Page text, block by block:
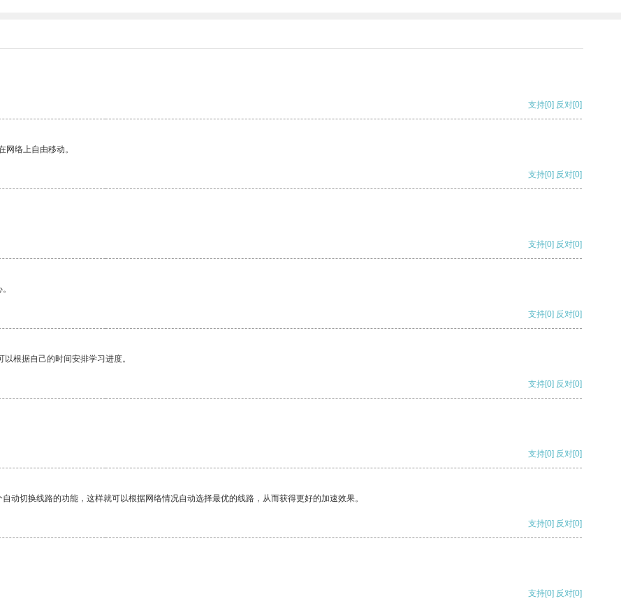
支持[0] 反对[0]
络上自由移动。
支持[0] 反对[0]
支持[0] 反对[0]
支持[0] 反对[0]
根据自己的时间安排学习进度。
支持[0] 反对[0]
支持[0] 反对[0]
动切换线路的功能，这样就可以根据网络情况自动选择最优的线路，从而获得更好的加速效果。
支持[0] 反对[0]
支持[0] 反对[0]